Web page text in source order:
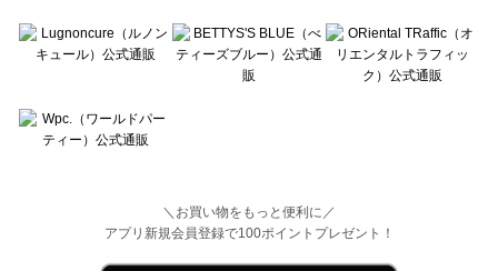
＼お買い物をもっと便利に／
アプリ新規会員登録で100ポイントプレゼント！